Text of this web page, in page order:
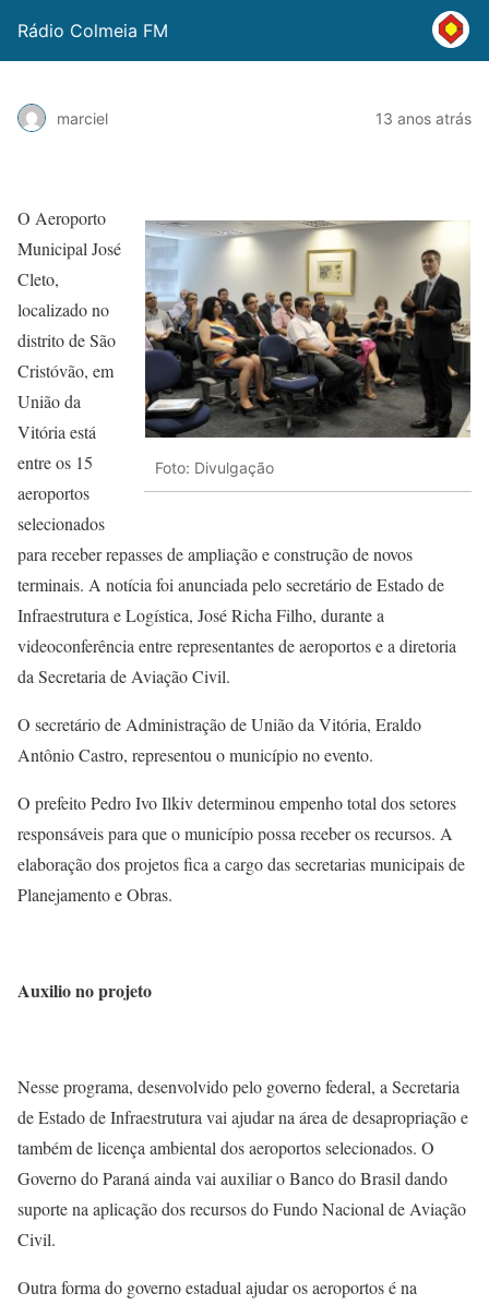
Rádio Colmeia FM
marciel 13 anos atrás
Foto: Divulgação
O Aeroporto
Municipal José
Cleto,
localizado no
distrito de São
Cristóvão, em
União da
Vitória está
entre os 15
aeroportos
selecionados
para receber repasses de ampliação e construção de novos
terminais. A notícia foi anunciada pelo secretário de Estado de
Infraestrutura e Logística, José Richa Filho, durante a
videoconferência entre representantes de aeroportos e a diretoria
da Secretaria de Aviação Civil.
O secretário de Administração de União da Vitória, Eraldo
Antônio Castro, representou o município no evento.
O prefeito Pedro Ivo Ilkiv determinou empenho total dos setores
responsáveis para que o município possa receber os recursos. A
elaboração dos projetos fica a cargo das secretarias municipais de
Planejamento e Obras.
Auxilio no projeto
Nesse programa, desenvolvido pelo governo federal, a Secretaria
de Estado de Infraestrutura vai ajudar na área de desapropriação e
também de licença ambiental dos aeroportos selecionados. O
Governo do Paraná ainda vai auxiliar o Banco do Brasil dando
suporte na aplicação dos recursos do Fundo Nacional de Aviação
Civil.
Outra forma do governo estadual ajudar os aeroportos é na